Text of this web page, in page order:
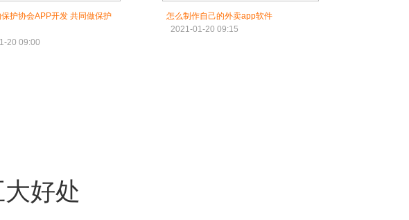
护协会APP开发 共同做保护
20 09:00
怎么制作自己的外卖app软件
2021-01-20 09:15
好处